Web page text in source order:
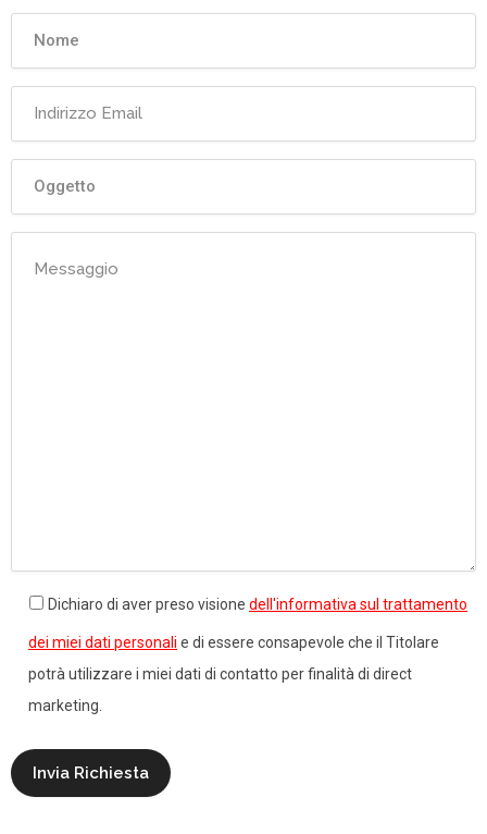
Dichiaro di aver preso visione dell'informativa sul trattamento
dei miei dati personali e di essere consapevole che il Titolare
potrà utilizzare i miei dati di contatto per finalità di direct
marketing.